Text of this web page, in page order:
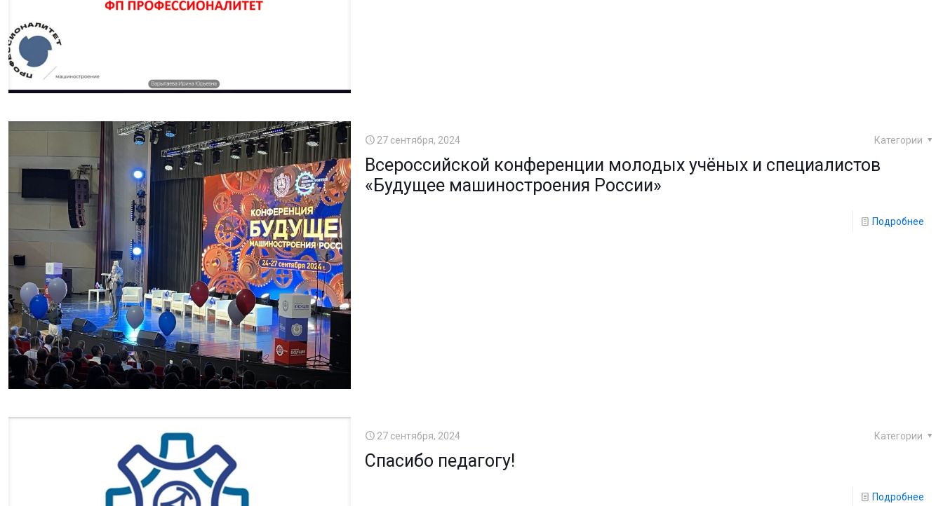
27 сентября, 2024 Категории
Всероссийской конференции молодых учёных и специалистов
«Будущее машиностроения России»
Подробнее
27 сентября, 2024 Категории
Спасибо педагогу!
Подробнее